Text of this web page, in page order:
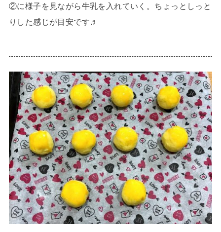
②に様子を見ながら牛乳を入れていく。ちょっとしっと
りした感じが目安です♬